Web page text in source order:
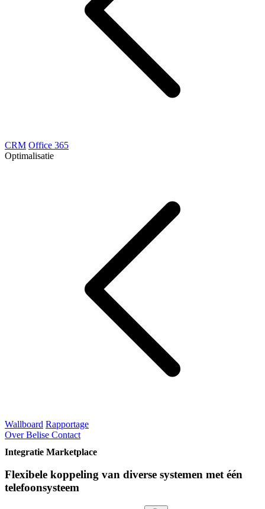
CRM Office 365
Optimalisatie
Wallboard Rapportage
Over Belise Contact
Integratie Marketplace
Flexibele koppeling van diverse systemen met één
telefoonsysteem